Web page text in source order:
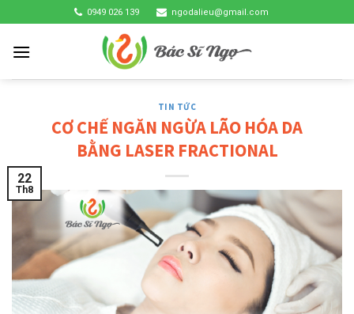
to
content
0949 026 139 ngodalieu@gmail.com
TIN TỨC
CƠ CHẾ NGĂN NGỪA LÃO HÓA DA
BẰNG LASER FRACTIONAL
22
Th8